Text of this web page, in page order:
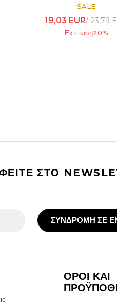
SALE
19,03 EUR 23,79
Εκπτωση20%
ΣΤΟ
ΣΥΝΔΡΟΜΗ ΣΕ
ΟΡΟΙ ΚΑΙ